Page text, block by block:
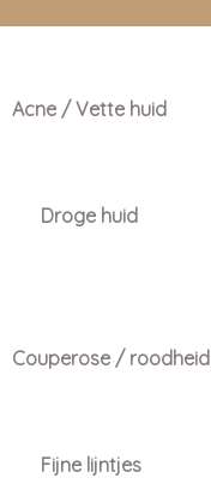
Acne / Vette huid
Droge huid
Couperose / roodheid
Fijne lijntjes